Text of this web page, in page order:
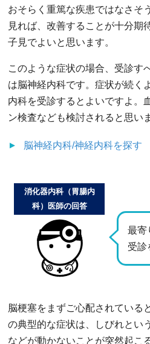
おそらく重篤な疾患ではなさそ
見れば、改善することが十分期
子見でよいと思います。
このような症状の場合、受診す
は脳神経内科です。症状が続く
内科を受診するとよいですよ。
ン検査なども検討されると思い
脳神経内科/神経内科を探す
最寄
受診
消化器内科（胃腸内
科）医師の回答
脳梗塞をまずご心配されている
の典型的な症状は、しびれとい
などが動かないことが突然起こ